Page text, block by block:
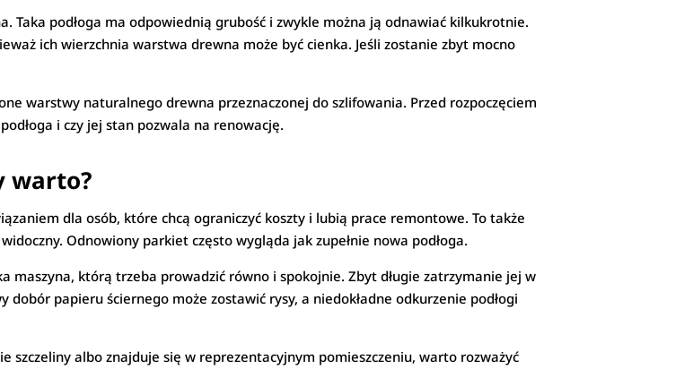
podłoga ma odpowiednią grubość i zwykle można ją odnawiać kilkukrotnie.
ich wierzchnia warstwa drewna może być cienka. Jeśli zostanie zbyt mocno
warstwy naturalnego drewna przeznaczonej do szlifowania. Przed rozpoczęciem
i czy jej stan pozwala na renowację.
warto?
dla osób, które chcą ograniczyć koszty i lubią prace remontowe. To także
Odnowiony parkiet często wygląda jak zupełnie nowa podłoga.
maszyna, którą trzeba prowadzić równo i spokojnie. Zbyt długie zatrzymanie jej w
dobór papieru ściernego może zostawić rysy, a niedokładne odkurzenie podłogi
szczeliny albo znajduje się w reprezentacyjnym pomieszczeniu, warto rozważyć